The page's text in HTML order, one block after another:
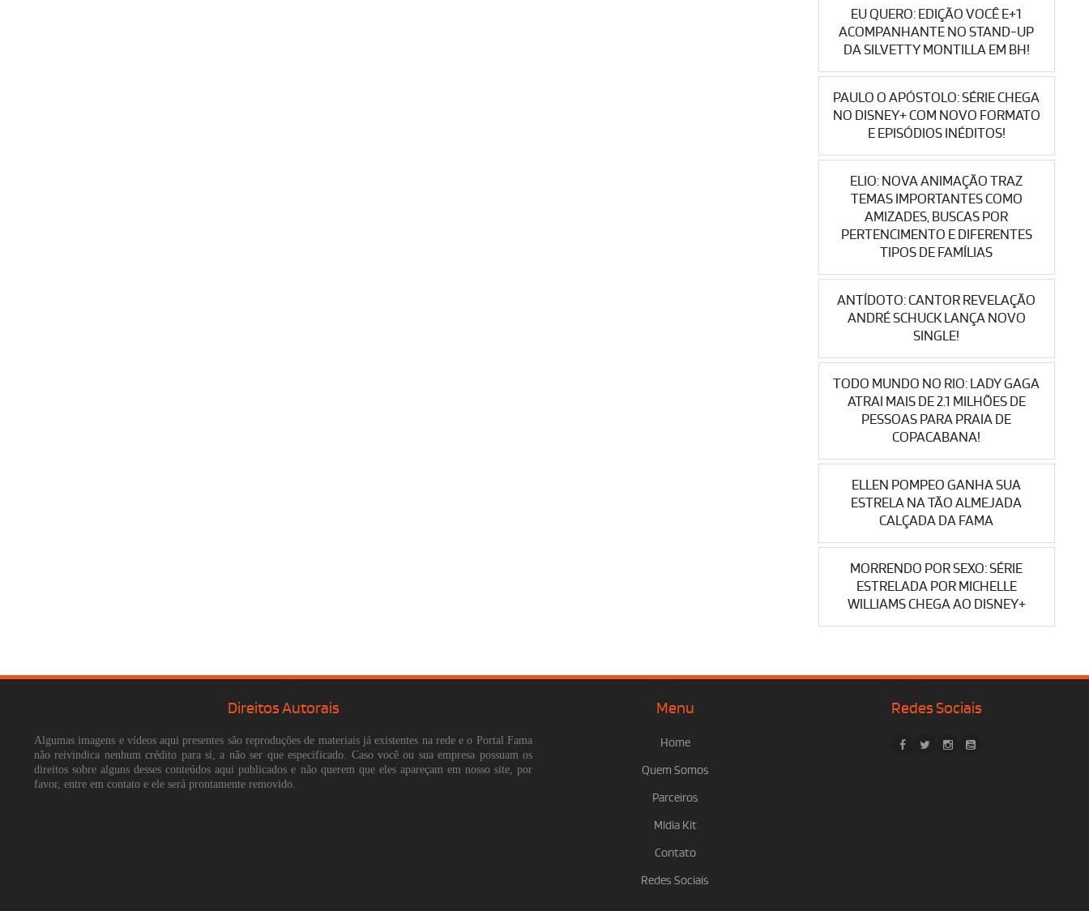
EU QUERO: EDIÇÃO VOCÊ E+1
ACOMPANHANTE NO STAND-UP
DA SILVETTY MONTILLA EM BH!
PAULO O APÓSTOLO: SÉRIE CHEGA
NO DISNEY+ COM NOVO FORMATO
E EPISÓDIOS INÉDITOS!
ELIO: NOVA ANIMAÇÃO TRAZ
TEMAS IMPORTANTES COMO
AMIZADES, BUSCAS POR
PERTENCIMENTO E DIFERENTES
TIPOS DE FAMÍLIAS
ANTÍDOTO: CANTOR REVELAÇÃO
ANDRÉ SCHUCK LANÇA NOVO
SINGLE!
TODO MUNDO NO RIO: LADY GAGA
ATRAI MAIS DE 2.1 MILHÕES DE
PESSOAS PARA PRAIA DE
COPACABANA!
ELLEN POMPEO GANHA SUA
ESTRELA NA TÃO ALMEJADA
CALÇADA DA FAMA
MORRENDO POR SEXO: SÉRIE
ESTRELADA POR MICHELLE
WILLIAMS CHEGA AO DISNEY+
Direitos Autorais
Algumas imagens e vídeos aqui presentes são reproduções de materiais já existentes na rede e o Portal Fama
não reivindica nenhum crédito para si, a não ser que especificado. Caso você ou sua empresa possuam os
direitos sobre alguns desses conteúdos aqui publicados e não querem que eles apareçam em nosso site, por
favor, entre em contato e ele será prontamente removido.
Menu
Home
Quem Somos
Parceiros
Mídia Kit
Contato
Redes Sociais
Redes Sociais